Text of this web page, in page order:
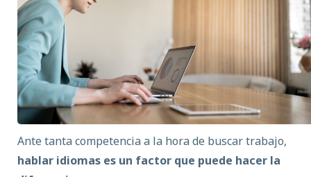
Ante tanta competencia a la hora de buscar trabajo,
hablar idiomas es un factor que puede hacer la